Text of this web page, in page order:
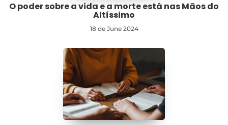
O poder sobre a vida e a morte está nas Mãos do
Altíssimo
18 de June 2024